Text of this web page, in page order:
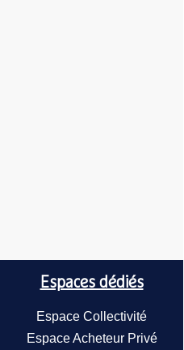
Espaces dédiés
Espace Collectivité
Espace Acheteur Privé